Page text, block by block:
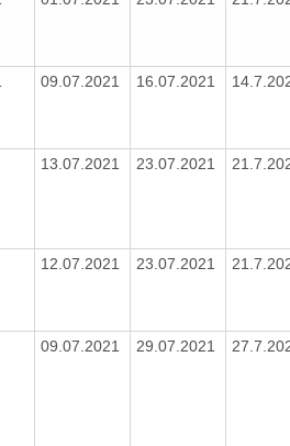
09.07.2021 16.07.2021
13.07.2021 23.07.2021
12.07.2021 23.07.2021
09.07.2021 29.07.2021